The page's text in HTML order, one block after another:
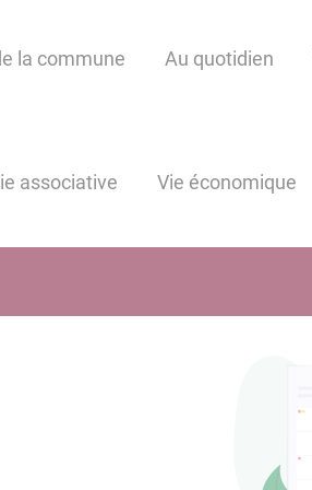
la commune Au quotidien
associative Vie économique